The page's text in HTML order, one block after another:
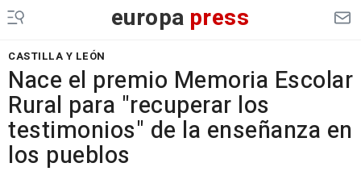
europa press
CASTILLA Y LEÓN
Nace el premio Memoria Escolar
Rural para "recuperar los
testimonios" de la enseñanza en
los pueblos